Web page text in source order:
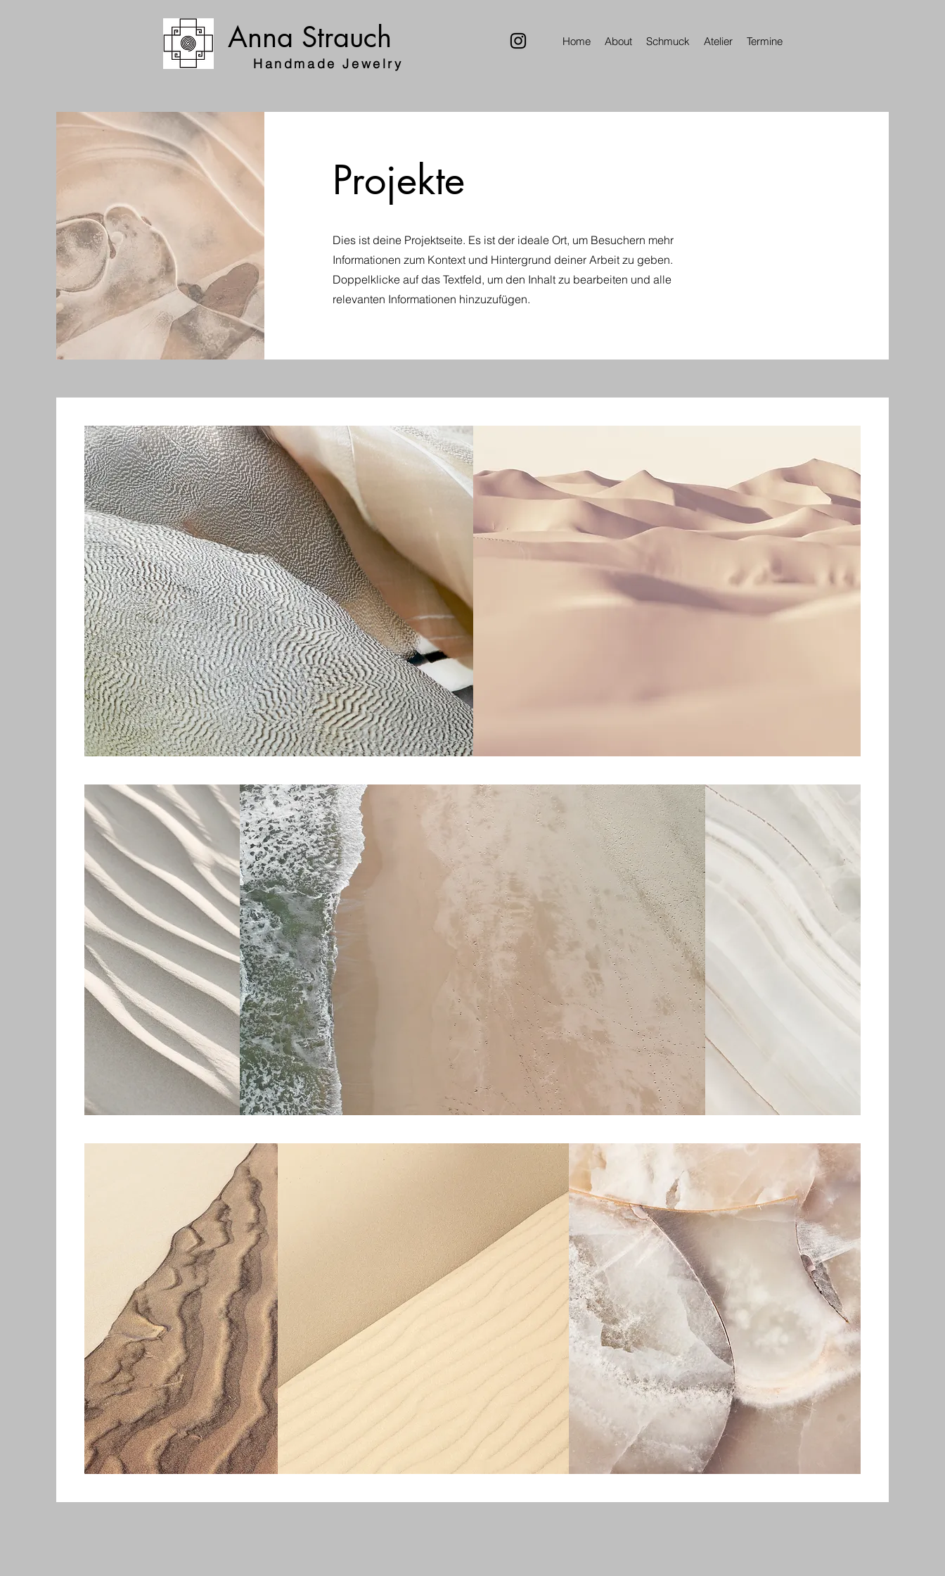
Home About Schmuck Atelier Termine
Anna Strauch
Handmade Jewelry
Projekte
Dies ist deine Projektseite. Es ist der ideale Ort, um Besuchern mehr
Informationen zum Kontext und Hintergrund deiner Arbeit zu geben.
Doppelklicke auf das Textfeld, um den Inhalt zu bearbeiten und alle
relevanten Informationen hinzuzufügen.